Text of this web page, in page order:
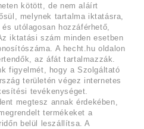
kötött, de nem aláírt
melynek tartalma iktatásra,
utólagosan hozzáférhető,
iktatási szám minden esetben
A hecht.hu oldalon
az áfát tartalmazzák.
figyelmét, hogy a Szolgáltató
területén végez internetes
tevékenységet.
megtesz annak érdekében,
termékeket a
belül leszállítsa. A